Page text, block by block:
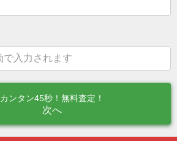
カンタン45秒！無料査定！
次へ